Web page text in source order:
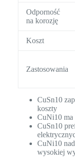
Odporność
na korozję
Koszt
Zastosowania
CuSn10
koszty
CuNi10 ma
CuSn10
CuNi10
wysokiej